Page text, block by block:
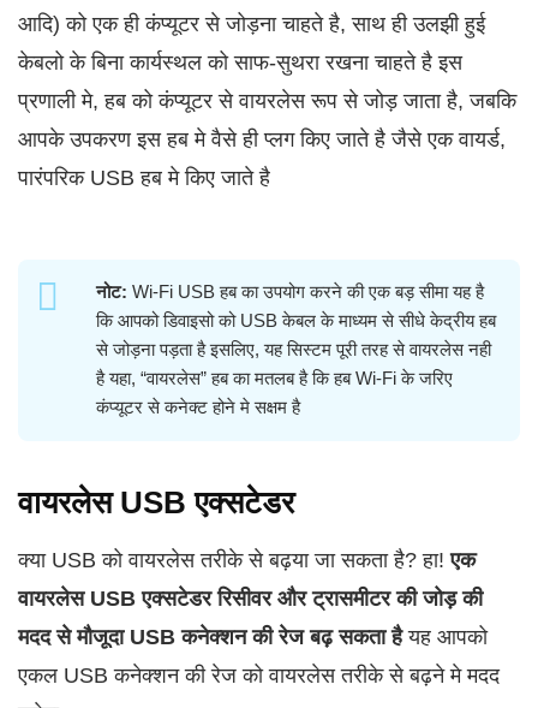
आदि) को एक ही कंप्यूटर से जोड़ना चाहते है, साथ ही उलझी हुई
केबलो के बिना कार्यस्थल को साफ-सुथरा रखना चाहते है इस
प्रणाली मे, हब को कंप्यूटर से वायरलेस रूप से जोड़ जाता है, जबकि
आपके उपकरण इस हब मे वैसे ही प्लग किए जाते है जैसे एक वायर्ड,
पारंपरिक USB हब मे किए जाते है
नोट: Wi‑Fi USB हब का उपयोग करने की एक बड़ सीमा यह है
कि आपको डिवाइसो को USB केबल के माध्यम से सीधे केद्रीय हब
से जोड़ना पड़ता है इसलिए, यह सिस्टम पूरी तरह से वायरलेस नही
है यहा, “वायरलेस” हब का मतलब है कि हब Wi‑Fi के जरिए
कंप्यूटर से कनेक्ट होने मे सक्षम है
वायरलेस USB एक्सटेडर
क्या USB को वायरलेस तरीके से बढ़या जा सकता है? हा!एक
वायरलेस USB एक्सटेडर रिसीवर और ट्रासमीटर की जोड़ की
मदद से मौजूदा USB कनेक्शन की रेज बढ़ सकता हैयह आपको
एकल USB कनेक्शन की रेज को वायरलेस तरीके से बढ़ने मे मदद